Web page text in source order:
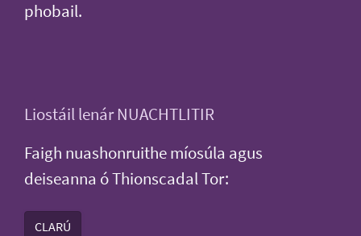
phobail.
Liostáil lenár NUACHTLITIR
Faigh nuashonruithe míosúla agus
deiseanna ó Thionscadal Tor:
CLARÚ